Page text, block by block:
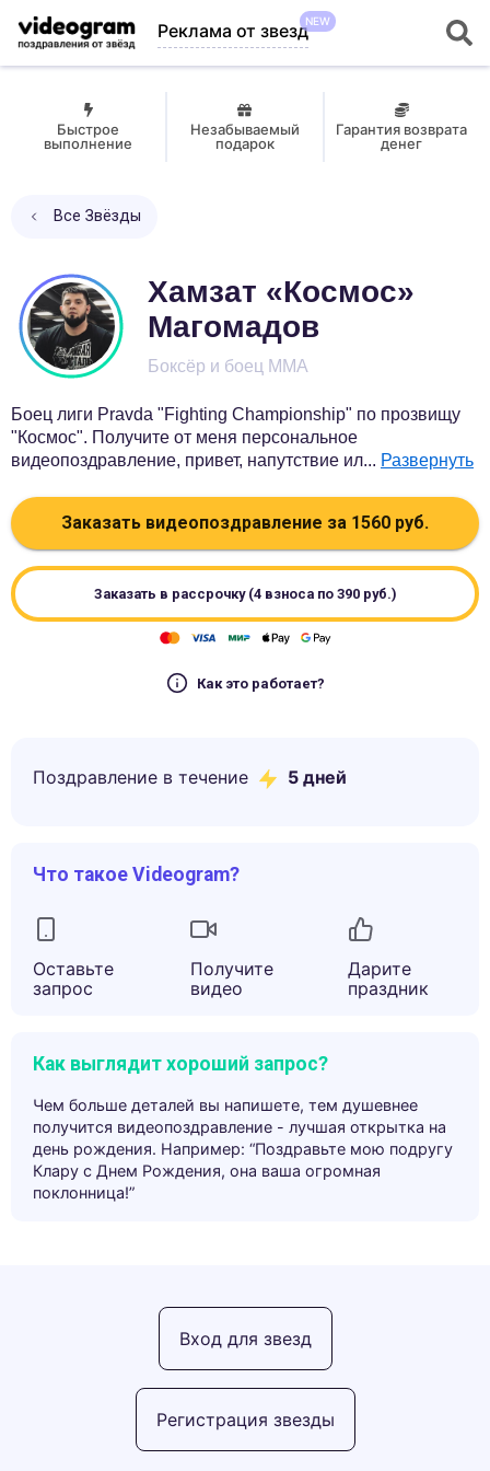
Реклама от звездNEW
Быстрое
выполнение
Незабываемый
подарок
Гарантия возврата
денег
Все Звёзды
Хамзат «Космос»
Магомадов
Боксёр и боец MMA
Боец лиги Pravda "Fighting Championship" по прозвищу
"Космос". Получите от меня персональное
видеопоздравление, привет, напутствие ил... Развернуть
Заказать видеопоздравление за 1560 руб.
Заказать в рассрочку (4 взноса по 390руб.)
Как это работает?
Поздравление в течение 5 дней
Что такое Videogram?
Оставьте
запрос
Получите
видео
Дарите
праздник
Как выглядит хороший запрос?
Чем больше деталей вы напишете, тем душевнее
получится видеопоздравление - лучшая открытка на
день рождения. Например: “Поздравьте мою подругу
Клару с Днем Рождения, она ваша огромная
поклонница!”
Регистрация звезды
Вход для звезд